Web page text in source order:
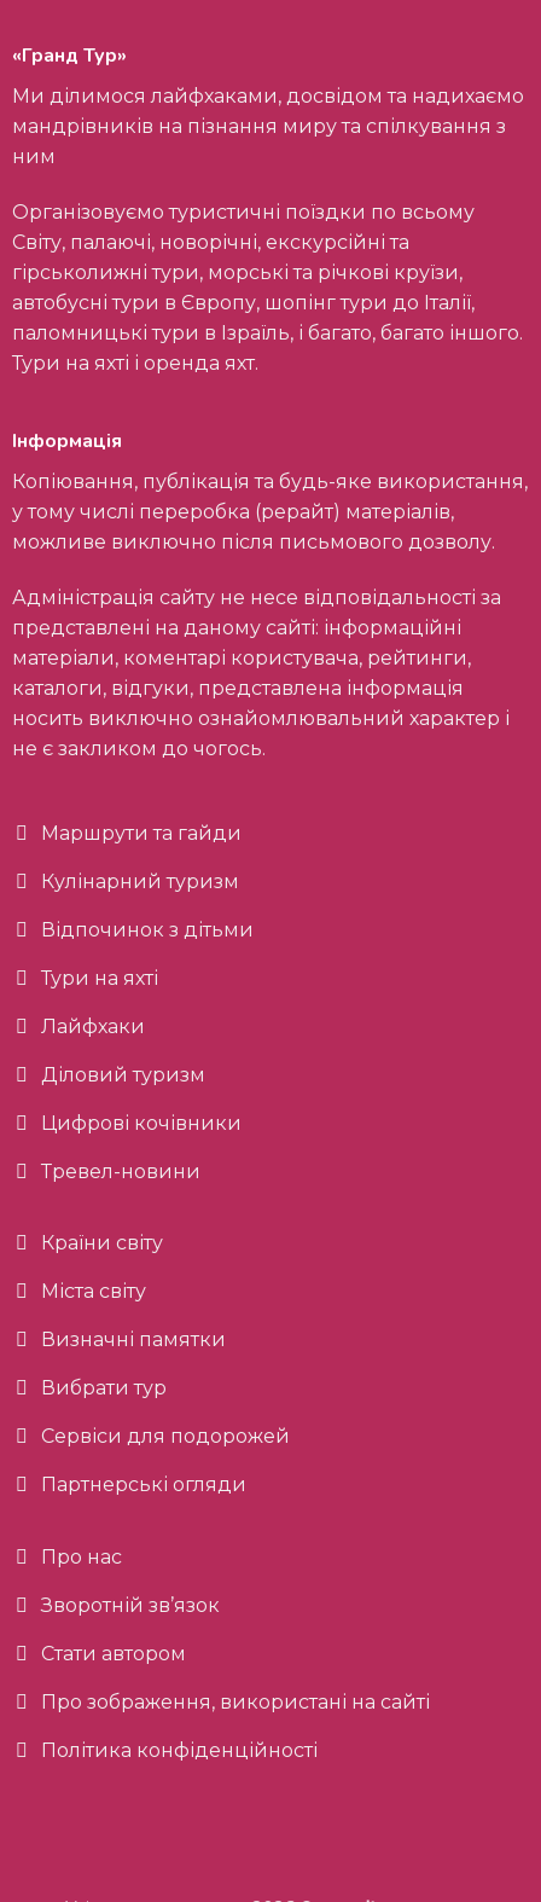
«Гранд Тур»
Ми ділимося лайфхаками, досвідом та надихаємо
мандрівників на пізнання миру та спілкування з
ним
Організовуємо туристичні поїздки по всьому
Світу, палаючі, новорічні, екскурсійні та
гірськолижні тури, морські та річкові круїзи,
автобусні тури в Європу, шопінг тури до Італії,
паломницькі тури в Ізраїль, і багато, багато іншого.
Тури на яхті і оренда яхт.
Інформація
Копіювання, публікація та будь-яке використання,
у тому числі переробка (рерайт) матеріалів,
можливе виключно після письмового дозволу.
Адміністрація сайту не несе відповідальності за
представлені на даному сайті: інформаційні
матеріали, коментарі користувача, рейтинги,
каталоги, відгуки, представлена інформація
носить виключно ознайомлювальний характер і
не є закликом до чогось.
Маршрути та гайди
Кулінарний туризм
Відпочинок з дітьми
Тури на яхті
Лайфхаки
Діловий туризм
Цифрові кочівники
Тревел-новини
Країни світу
Міста світу
Визначні памятки
Вибрати тур
Сервіси для подорожей
Партнерські огляди
Про нас
Зворотній зв’язок
Стати автором
Про зображення, використані на сайті
Політика конфіденційності